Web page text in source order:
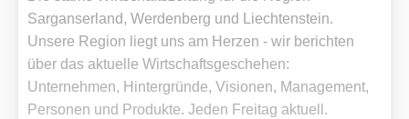
Sarganserland, Werdenberg und Liechtenstein.
Unsere Region liegt uns am Herzen - wir berichten
über das aktuelle Wirtschaftsgeschehen:
Unternehmen, Hintergründe, Visionen, Management,
Personen und Produkte. Jeden Freitag aktuell.